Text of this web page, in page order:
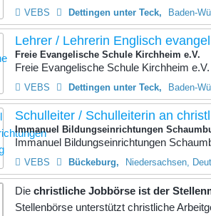
VEBS Dettingen unter Teck Baden-
Lehrer / Lehrerin Englisch
Freie Evangelische Schule Kirchheim e.V.
Freie Evangelische Schule Kirchheim
VEBS Dettingen unter Teck Baden-
Schulleiter / Schulleiterin an
Immanuel Bildungseinrichtungen
Immanuel Bildungseinrichtungen
VEBS Bückeburg Niedersachsen,
Diechristliche Jobbörse ist der
Stellenbörse unterstützt christliche